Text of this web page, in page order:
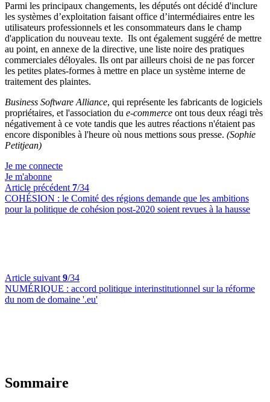
Parmi les principaux changements, les députés ont décidé d'inclure
les systèmes d’exploitation faisant office d’intermédiaires entre les
utilisateurs professionnels et les consommateurs dans le champ
d'application du nouveau texte. Ils ont également suggéré de mettre
au point, en annexe de la directive, une liste noire des pratiques
commerciales déloyales. Ils ont par ailleurs choisi de ne pas forcer
les petites plates-formes à mettre en place un système interne de
traitement des plaintes.
Business Software Alliance, qui représente les fabricants de logiciels
propriétaires, et l'association du e-commerce ont tous deux réagi très
négativement à ce vote tandis que les autres réactions n'étaient pas
encore disponibles à l'heure où nous mettions sous presse. (Sophie
Petitjean)
Je me connecte
Je m'abonne
Article précédent 7/34
COHÉSION : le Comité des régions demande que les ambitions
pour la politique de cohésion post-2020 soient revues à la hausse
Article suivant 9/34
NUMÉRIQUE : accord politique interinstitutionnel sur la réforme
du nom de domaine '.eu'
Sommaire